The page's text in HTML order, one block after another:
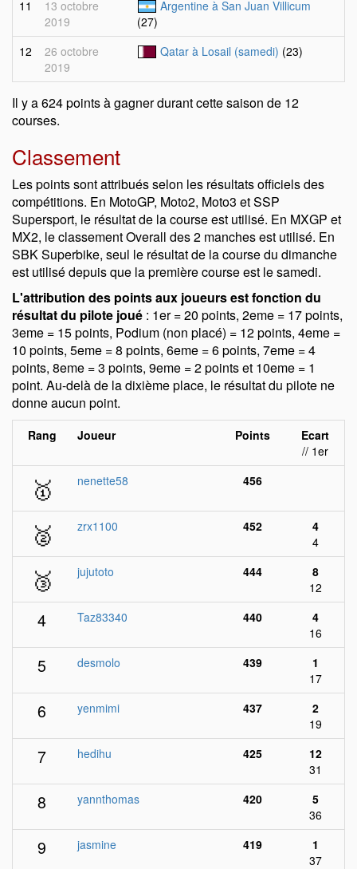
11
13 octobre
2019
Argentine à San Juan Villicum
(27)
12
26 octobre
2019
Qatar à Losail (samedi) (23)
Il y a 624 points à gagner durant cette saison de 12
courses.
Classement
Les points sont attribués selon les résultats officiels des
compétitions. En MotoGP, Moto2, Moto3 et SSP
Supersport, le résultat de la course est utilisé. En MXGP et
MX2, le classement Overall des 2 manches est utilisé. En
SBK Superbike, seul le résultat de la course du dimanche
est utilisé depuis que la première course est le samedi.
L'attribution des points aux joueurs est fonction du
résultat du pilote joué : 1er = 20 points, 2eme = 17 points,
3eme = 15 points, Podium (non placé) = 12 points, 4eme =
10 points, 5eme = 8 points, 6eme = 6 points, 7eme = 4
points, 8eme = 3 points, 9eme = 2 points et 10eme = 1
point. Au-delà de la dixième place, le résultat du pilote ne
donne aucun point.
Rang Joueur Points
Ecart
// 1er
🥇 nenette58 456
🥈 zrx1100 452
4
4
🥉 jujutoto 444
8
12
4 Taz83340 440
4
16
5 desmolo 439
1
17
6 yenmimi 437
2
19
7 hedihu 425
12
31
8 yannthomas 420
5
36
9 jasmine 419
1
37